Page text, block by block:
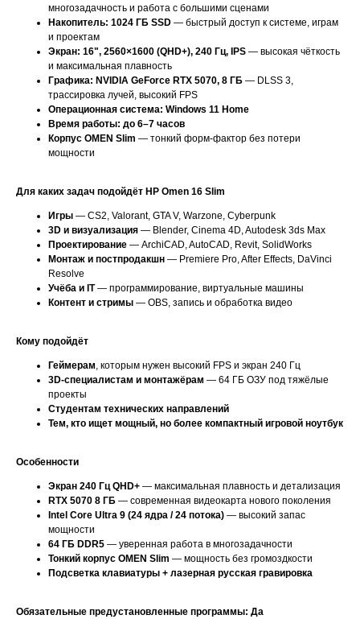
многозадачность и работа с большими сценами
Накопитель: 1024 ГБ SSD — быстрый доступ к системе, играм
и проектам
Экран: 16", 2560×1600 (QHD+), 240 Гц, IPS — высокая чёткость
и максимальная плавность
Графика: NVIDIA GeForce RTX 5070, 8 ГБ — DLSS 3,
трассировка лучей, высокий FPS
Операционная система: Windows 11 Home
Время работы: до 6–7 часов
Корпус OMEN Slim — тонкий форм-фактор без потери
мощности
Для каких задач подойдёт HP Omen 16 Slim
Игры — CS2, Valorant, GTA V, Warzone, Cyberpunk
3D и визуализация — Blender, Cinema 4D, Autodesk 3ds Max
Проектирование — ArchiCAD, AutoCAD, Revit, SolidWorks
Монтаж и постпродакшн — Premiere Pro, After Effects, DaVinci
Resolve
Учёба и IT— программирование, виртуальные машины
Контент и стримы — OBS, запись и обработка видео
Кому подойдёт
Геймерам, которым нужен высокий FPS и экран 240 Гц
3D-специалистам и монтажёрам — 64 ГБ ОЗУ под тяжёлые
проекты
Студентам технических направлений
Тем, кто ищет мощный, но более компактный игровой ноутбук
Особенности
Экран 240 Гц QHD+ — максимальная плавность и детализация
RTX 5070 8 ГБ — современная видеокарта нового поколения
Intel Core Ultra 9 (24 ядра / 24 потока) — высокий запас
мощности
64 ГБ DDR5 — уверенная работа в многозадачности
Тонкий корпус OMEN Slim — мощность без громоздкости
Подсветка клавиатуры + лазерная русская гравировка
Обязательные предустановленные программы: Да